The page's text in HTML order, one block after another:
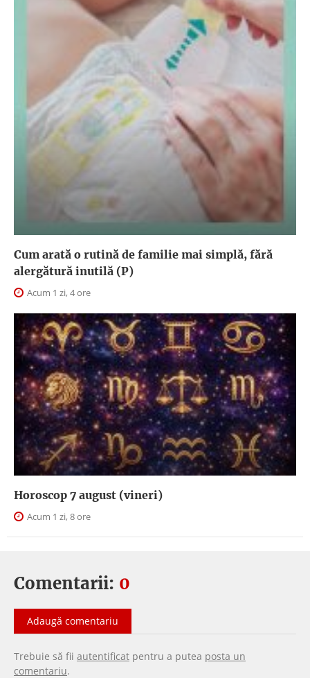
Cum arată o rutină de familie mai simplă, fără
alergătură inutilă (P)
Acum 1 zi, 4 ore
Horoscop 7 august (vineri)
Acum 1 zi, 8 ore
Comentarii: 0
Adaugă comentariu
Trebuie să fii autentificat pentru a putea posta un
comentariu.